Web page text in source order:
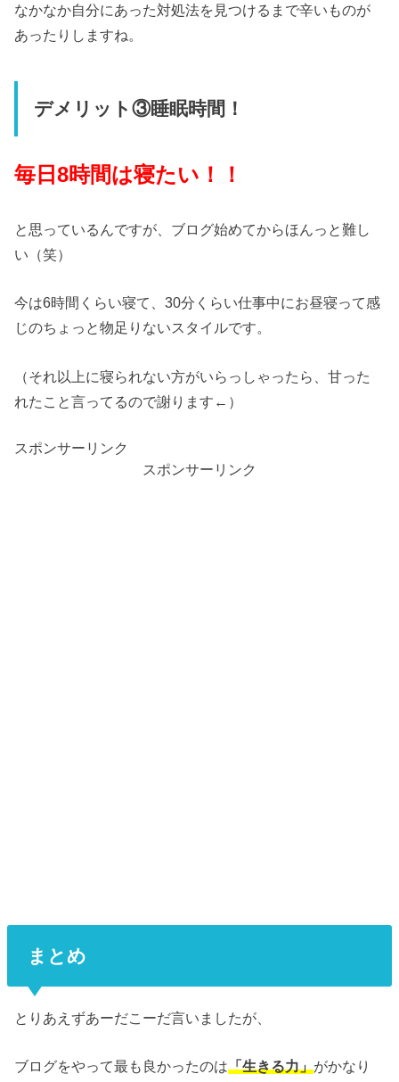
なかなか自分にあった対処法を見つけるまで辛いものが
あったりしますね。
デメリット③睡眠時間！
毎日8時間は寝たい！！
と思っているんですが、ブログ始めてからほんっと難し
い（笑）
今は6時間くらい寝て、30分くらい仕事中にお昼寝って感
じのちょっと物足りないスタイルです。
（それ以上に寝られない方がいらっしゃったら、甘った
れたこと言ってるので謝ります←）
スポンサーリンク
スポンサーリンク
まとめ
とりあえずあーだこーだ言いましたが、
ブログをやって最も良かったのは「生きる力」がかなり